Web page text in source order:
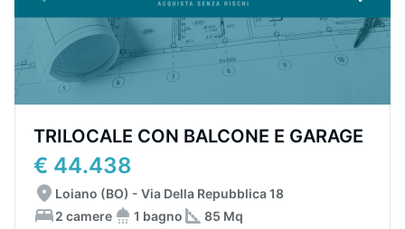
TRILOCALE CON BALCONE E GARAGE
€ 44.438
Loiano (BO) - Via Della Repubblica 18
2 camere
1 bagno 85 Mq